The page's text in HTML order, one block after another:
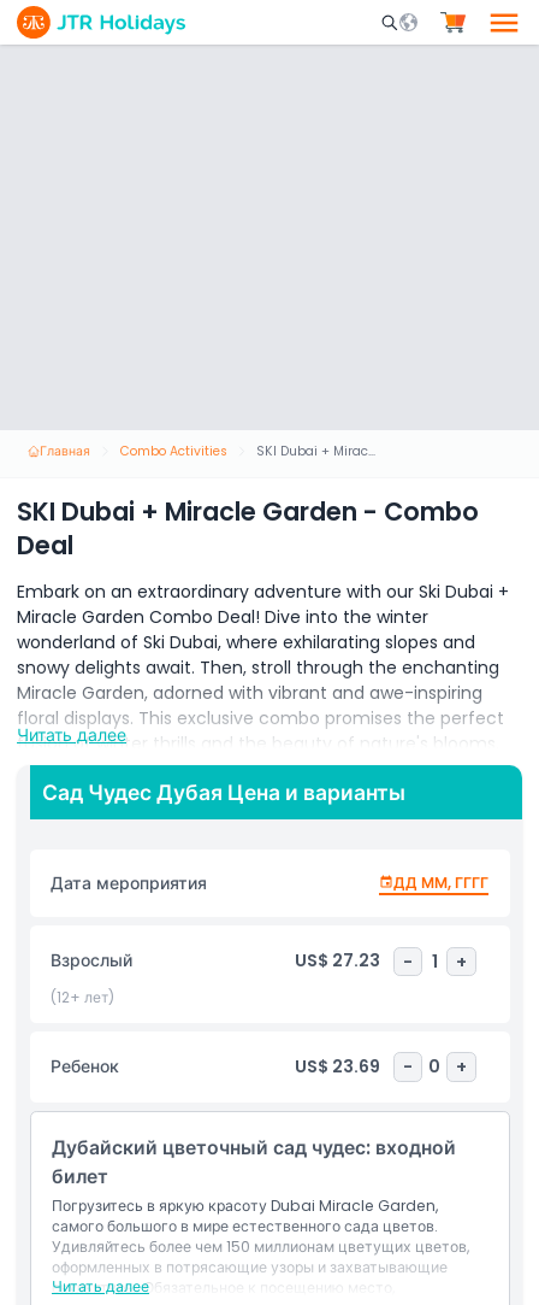
Mobile Search
Главная Combo Activities SKI Dubai + Miracle Garden - Combo Deal
SKI Dubai + Miracle Garden - Combo
Deal
Embark on an extraordinary adventure with our Ski Dubai +
Miracle Garden Combo Deal! Dive into the winter
wonderland of Ski Dubai, where exhilarating slopes and
snowy delights await. Then, stroll through the enchanting
Miracle Garden, adorned with vibrant and awe-inspiring
floral displays. This exclusive combo promises the perfect
fusion of winter thrills and the beauty of nature's blooms.
Immerse yourself in the best of both worlds, creating
memories that blend the excitement of skiing with the
enchantment of Miracle Garden. Book now for a unique
lasting impressions of joy and beauty. Don't miss this
opportunity to enjoy the ultimate winter and floral
Включено
Политика в отношении детей и взрослых
Вещи, которые нужно знать
Местоположение
Политика отмены
Читать далее
Сад Чудес Дубая Цена и варианты
Дата мероприятия ДД ММ, ГГГГ
Взрослый US$ 27.23 - 1 +
(12+ лет)
Ребенок US$ 23.69 - 0 +
Дубайский цветочный сад чудес: входной
билет
Погрузитесь в яркую красоту Dubai Miracle Garden,
самого большого в мире естественного сада цветов.
Удивляйтесь более чем 150 миллионам цветущих цветов,
оформленных в потрясающие узоры и захватывающие
скульптуры. Обязательное к посещению место,
Читать далее